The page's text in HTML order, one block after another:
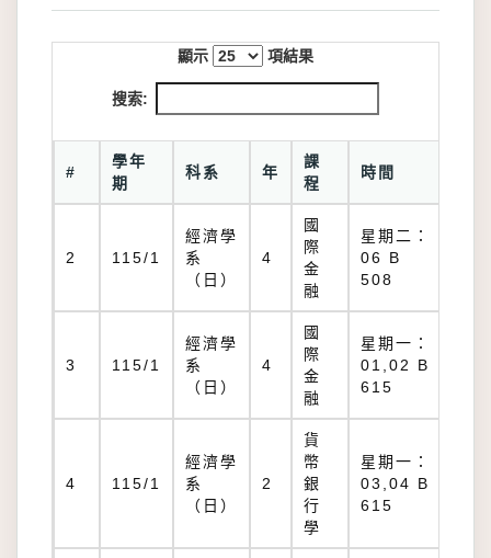
顯示 項結果
搜索:
#
學年
期
科系 年
課
程
時間
2 115/1
經濟學
系
（日）
4
國
際
金
融
星期二：
06 B
508
3 115/1
經濟學
系
（日）
4
國
際
金
融
星期一：
01,02 B
615
4 115/1
經濟學
系
（日）
2
貨
幣
銀
行
學
星期一：
03,04 B
615